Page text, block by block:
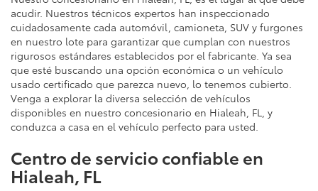
acudir. Nuestros técnicos expertos han inspeccionado
cuidadosamente cada automóvil, camioneta, SUV y furgones
en nuestro lote para garantizar que cumplan con nuestros
rigurosos estándares establecidos por el fabricante. Ya sea
que esté buscando una opción económica o un vehículo
usado certificado que parezca nuevo, lo tenemos cubierto.
Venga a explorar la diversa selección de vehículos
disponibles en nuestro concesionario en Hialeah, FL, y
conduzca a casa en el vehículo perfecto para usted.
Centro de servicio confiable en
Hialeah, FL